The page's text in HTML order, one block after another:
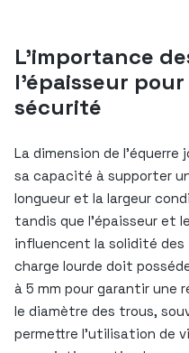
L’importance
l’épaisseur
sécurité
La dimension de
sa capacité à supporter
longueur et la largeur
tandis que l’épaisseur et
influencent la solidité des
charge lourde doit
à 5 mm pour garantir une
le diamètre des trous,
permettre l’utilisation de